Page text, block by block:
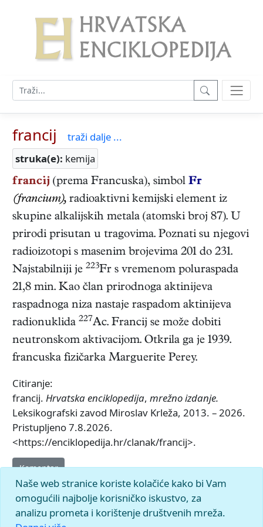
francij
traži dalje ...
struka(e): kemija
francij (prema Francuska), simbol Fr
(francium), radioaktivni kemijski element iz
skupine alkalijskih metala (atomski broj 87). U
prirodi prisutan u tragovima. Poznati su njegovi
radioizotopi s masenim brojevima 201 do 231.
Najstabilniji je 223Fr s vremenom poluraspada
21,8 min. Kao član prirodnoga aktinijeva
raspadnoga niza nastaje raspadom aktinijeva
radionuklida 227Ac. Francij se može dobiti
neutronskom aktivacijom. Otkrila ga je 1939.
francuska fizičarka Marguerite Perey.
Citiranje:
francij. Hrvatska enciklopedija, mrežno izdanje.
Leksikografski zavod Miroslav Krleža, 2013. – 2026.
Pristupljeno 7.8.2026.
<https://enciklopedija.hr/clanak/francij>.
Komentar
Naše web stranice koriste kolačiće kako bi Vam
omogućili najbolje korisničko iskustvo, za
analizu prometa i korištenje društvenih mreža.